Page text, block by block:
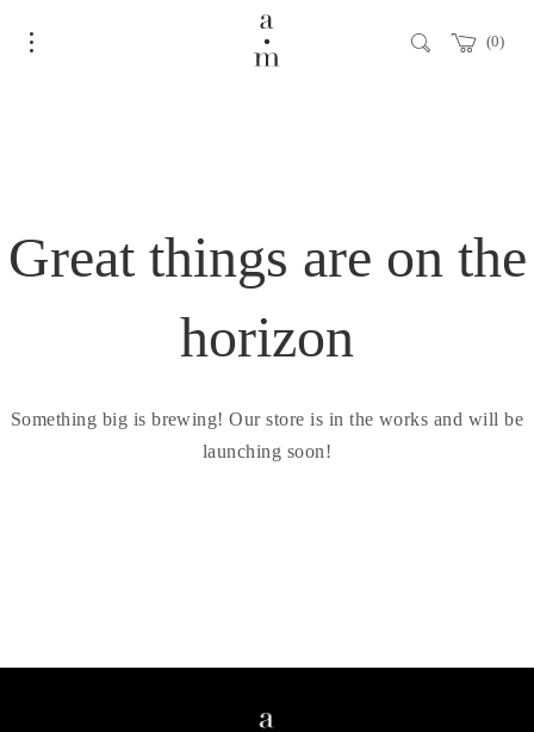
0
Great things are on the
horizon
Something big is brewing! Our store is in the works and will be
launching soon!